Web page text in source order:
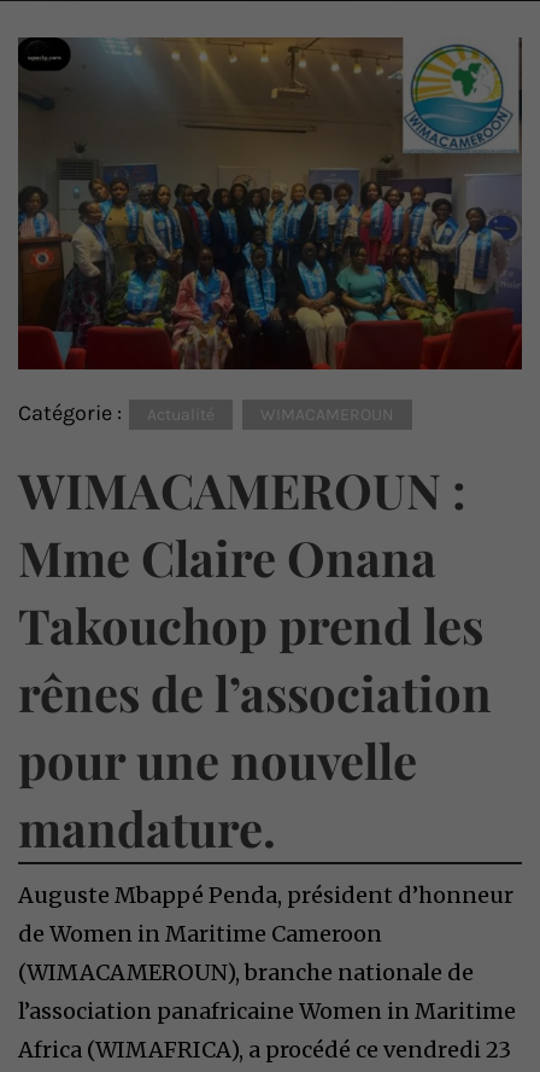
Catégorie : Actualité WIMACAMEROUN
WIMACAMEROUN :
Mme Claire Onana
Takouchop prend les
rênes de l’association
pour une nouvelle
mandature.
Auguste Mbappé Penda, président d’honneur
de Women in Maritime Cameroon
(WIMACAMEROUN), branche nationale de
l’association panafricaine Women in Maritime
Africa (WIMAFRICA), a procédé ce vendredi 23